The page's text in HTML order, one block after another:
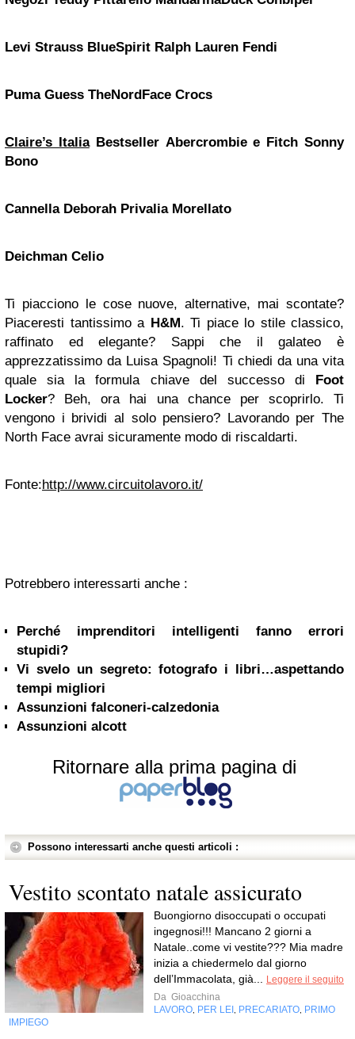
Levi Strauss BlueSpirit Ralph Lauren Fendi
Puma Guess TheNordFace Crocs
Claire’s Italia Bestseller Abercrombie e Fitch Sonny
Bono
Cannella Deborah Privalia Morellato
Deichman Celio
Ti piacciono le cose nuove, alternative, mai scontate?
Piaceresti tantissimo a H&M. Ti piace lo stile classico,
raffinato ed elegante? Sappi che il galateo è
apprezzatissimo da Luisa Spagnoli! Ti chiedi da una vita
quale sia la formula chiave del successo di Foot
Locker? Beh, ora hai una chance per scoprirlo. Ti
vengono i brividi al solo pensiero? Lavorando per The
North Face avrai sicuramente modo di riscaldarti.
Fonte:http://www.circuitolavoro.it/
Potrebbero interessarti anche :
Perché imprenditori intelligenti fanno errori
stupidi?
Vi svelo un segreto: fotografo i libri…aspettando
tempi migliori
Assunzioni falconeri-calzedonia
Assunzioni alcott
Ritornare alla prima pagina di
Possono interessarti anche questi articoli :
Vestito scontato natale assicurato
Buongiorno disoccupati o occupati
ingegnosi!!! Mancano 2 giorni a
Natale..come vi vestite??? Mia madre
inizia a chiedermelo dal giorno
dell’Immacolata, già...
Leggere il seguito
Da Gioacchina
LAVORO PER LEI PRECARIATO PRIMO
IMPIEGO